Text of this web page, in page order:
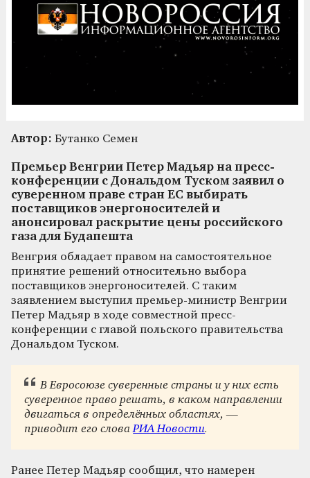
Автор: Бутанко Семен
Премьер Венгрии Петер Мадьяр на пресс-
конференции с Дональдом Туском заявил о
суверенном праве стран ЕС выбирать
поставщиков энергоносителей и
анонсировал раскрытие цены российского
газа для Будапешта
Венгрия обладает правом на самостоятельное
принятие решений относительно выбора
поставщиков энергоносителей. С таким
заявлением выступил премьер-министр Венгрии
Петер Мадьяр в ходе совместной пресс-
конференции с главой польского правительства
Дональдом Туском.
В Евросоюзе суверенные страны и у них есть
суверенное право решать, в каком направлении
двигаться в определённых областях, —
приводит его словаРИА Новости.
Ранее Петер Мадьяр сообщил, что намерен